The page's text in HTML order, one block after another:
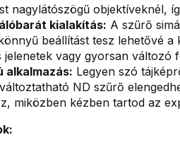
nagylátószögű objektíveknél,
kialakítás: A szűrő
beállítást tesz lehetővé a
jelenetek vagy gyorsan változó
alkalmazás: Legyen szó
ND szűrő
miközben kézben tartod az